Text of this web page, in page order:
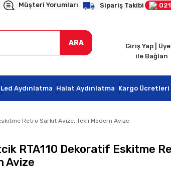
Müşteri Yorumları Sipariş Takibi
ARA
Giriş Yap |
ile Bağlan
Led Aydınlatma Halat Aydınlatma Kargo Ücretleri
Retro Sarkıt Avize, Tekli Modern Avize
RTA110 Dekoratif Eskitme
Avize